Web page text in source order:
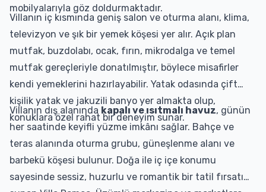
mobilyalarıyla göz doldurmaktadır.
Villanın iç kısmında geniş salon ve oturma alanı, klima,
televizyon ve şık bir yemek köşesi yer alır. Açık plan
mutfak, buzdolabı, ocak, fırın, mikrodalga ve temel
mutfak gereçleriyle donatılmıştır, böylece misafirler
kendi yemeklerini hazırlayabilir. Yatak odasında çift
kişilik yatak ve jakuzili banyo yer almakta olup,
konuklara özel rahat bir deneyim sunar.
Villanın dış alanında kapalı ve ısıtmalı havuz, günün
her saatinde keyifli yüzme imkânı sağlar. Bahçe ve
teras alanında oturma grubu, güneşlenme alanı ve
barbekü köşesi bulunur. Doğa ile iç içe konumu
sayesinde sessiz, huzurlu ve romantik bir tatil fırsatı